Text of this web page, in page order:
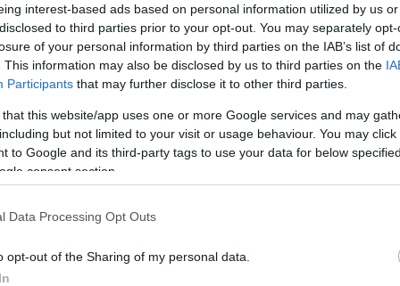
interest-based ads based on personal information utilized by us
to third parties prior to your opt-out. You may separately
of your personal information by third parties on the IAB’s list of
This information may also be disclosed by us to third parties on the
Participants that may further disclose it to other third parties.
that this website/app uses one or more Google services and may
but not limited to your visit or usage behaviour. You may
to Google and its third-party tags to use your data for below
consent section.
Data Processing Opt Outs
opt-out of the Sharing of my personal data.
ως ανταλλακτικά για αυτά που έχουν
Ουκρανούς;
of Defense has disposed of and written off
tanks that could be transferred to the Armed
reports The Sunday Times
writes that this was done because the
pic.twitter.com/RsJXsy9rnC
F a c t o r y (@Sprinterfactory)July 31, 2023